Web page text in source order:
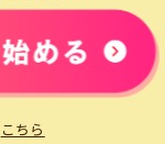
こちら